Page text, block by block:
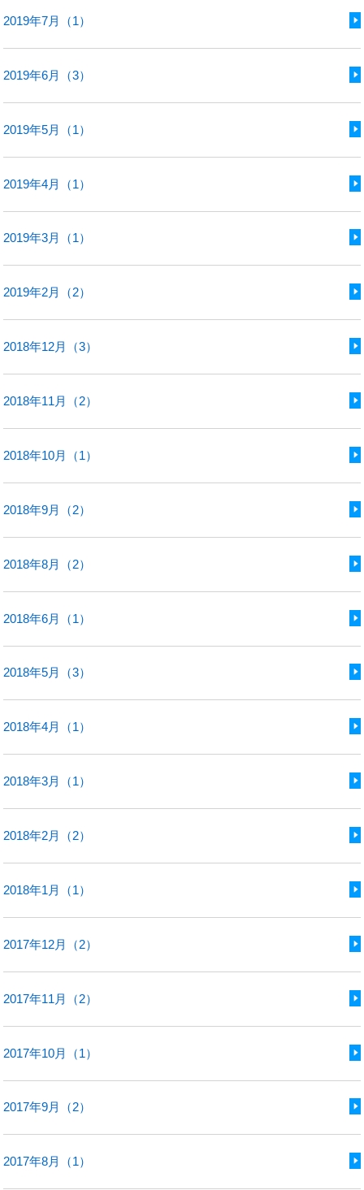
2019年7月（1）
2019年6月（3）
2019年5月（1）
2019年4月（1）
2019年3月（1）
2019年2月（2）
2018年12月（3）
2018年11月（2）
2018年10月（1）
2018年9月（2）
2018年8月（2）
2018年6月（1）
2018年5月（3）
2018年4月（1）
2018年3月（1）
2018年2月（2）
2018年1月（1）
2017年12月（2）
2017年11月（2）
2017年10月（1）
2017年9月（2）
2017年8月（1）